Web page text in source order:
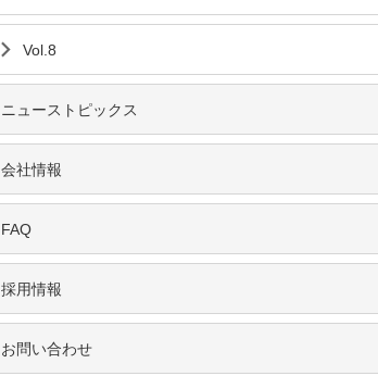
Vol.8
ニューストピックス
会社情報
FAQ
採用情報
お問い合わせ